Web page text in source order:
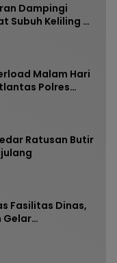
Dampingi
Subuh Keliling di
Pererat
Malam Hari
Polres
Keselamatan
Ratusan Butir
Fasilitas Dinas,
Gelar